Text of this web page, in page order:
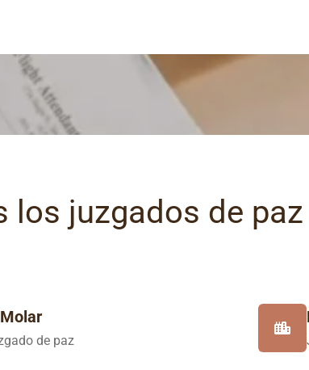
los juzgados de
de paz